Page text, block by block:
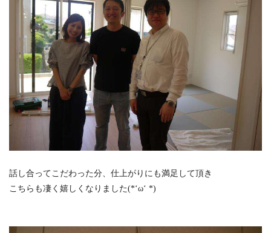
話し合ってこだわった分、仕上がりにも満足して頂き
こちらも凄く嬉しくなりました(*‘ω‘ *)